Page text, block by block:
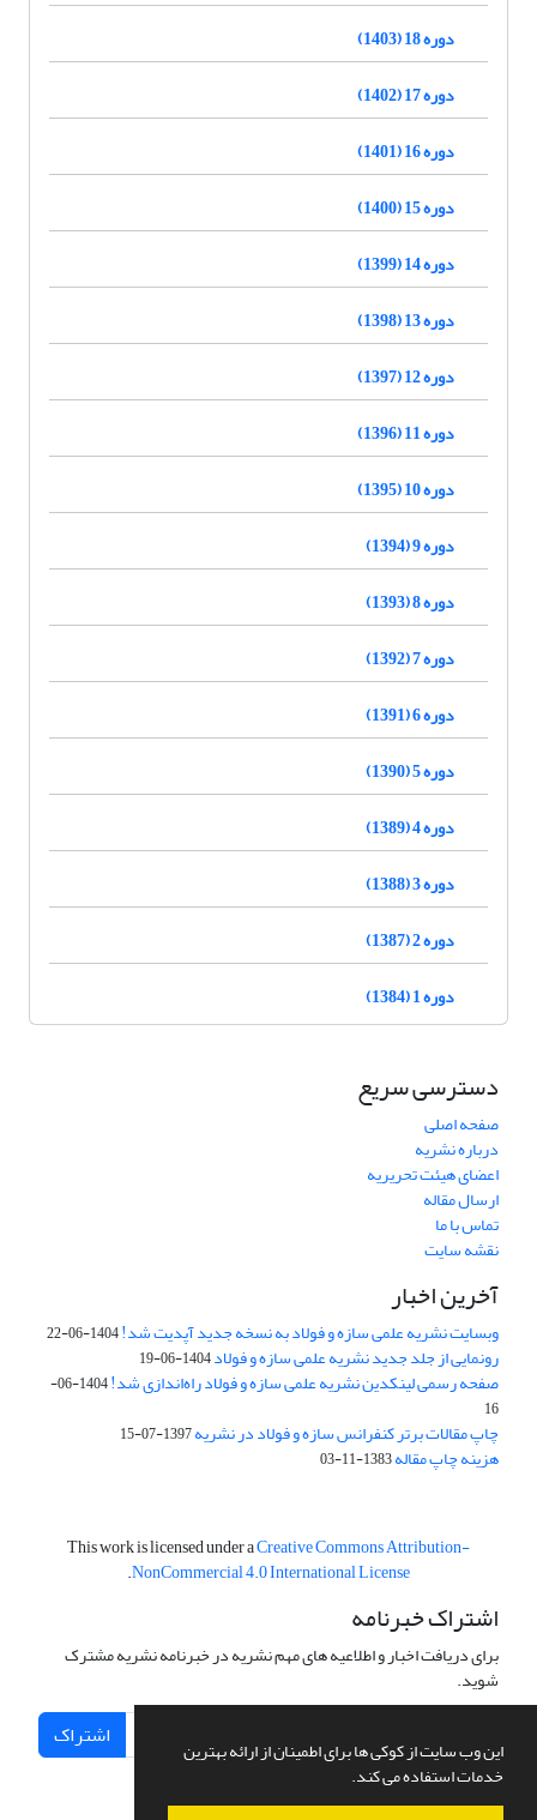
این وب سایت از کوکی ها برای اطمینان از ارائه بهترین
خدمات استفاده می کند.
دوره 18 (1403)
دوره 17 (1402)
دوره 16 (1401)
دوره 15 (1400)
دوره 14 (1399)
دوره 13 (1398)
دوره 12 (1397)
دوره 11 (1396)
دوره 10 (1395)
دوره 9 (1394)
دوره 8 (1393)
دوره 7 (1392)
دوره 6 (1391)
دوره 5 (1390)
دوره 4 (1389)
دوره 3 (1388)
دوره 2 (1387)
دوره 1 (1384)
دسترسی سریع
صفحه اصلی
درباره نشریه
اعضای هیئت تحریریه
ارسال مقاله
تماس با ما
نقشه سایت
آخرین اخبار
وبسایت نشریه علمی سازه و فولاد به نسخه جدید آپدیت شد!1404-06-22
رونمایی از جلد جدید نشریه علمی سازه و فولاد1404-06-19
صفحه رسمی لینکدین نشریه علمی سازه و فولاد راه‌اندازی شد!
1404-06-
16
چاپ مقالات برتر کنفرانس سازه و فولاد در نشریه1397-07-15
هزینه چاپ مقاله1383-11-03
This work is licensed under aCreative Commons Attribution-
NonCommercial 4.0 International License
.
اشتراک خبرنامه
برای دریافت اخبار و اطلاعیه های مهم نشریه در خبرنامه نشریه مشترک
شوید.
اشتراک